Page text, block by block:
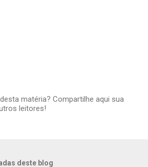
matéria? Compartilhe aqui sua
leitores!
deste blog